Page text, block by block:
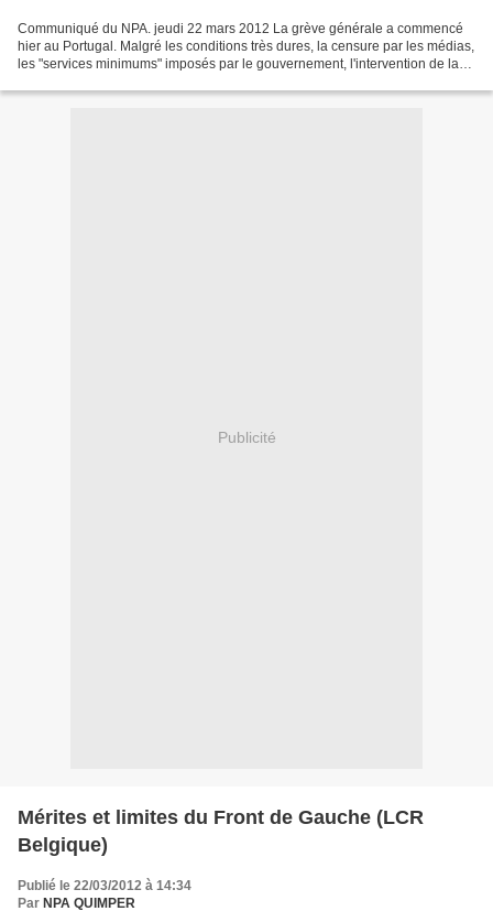
Communiqué du NPA. jeudi 22 mars 2012 La grève générale a commencé
hier au Portugal. Malgré les conditions très dures, la censure par les médias,
les "services minimums" imposés par le gouvernement, l'intervention de la
Publicité
Mérites et limites du Front de Gauche (LCR
Belgique)
Publié le 22/03/2012 à 14:34
Par NPA QUIMPER